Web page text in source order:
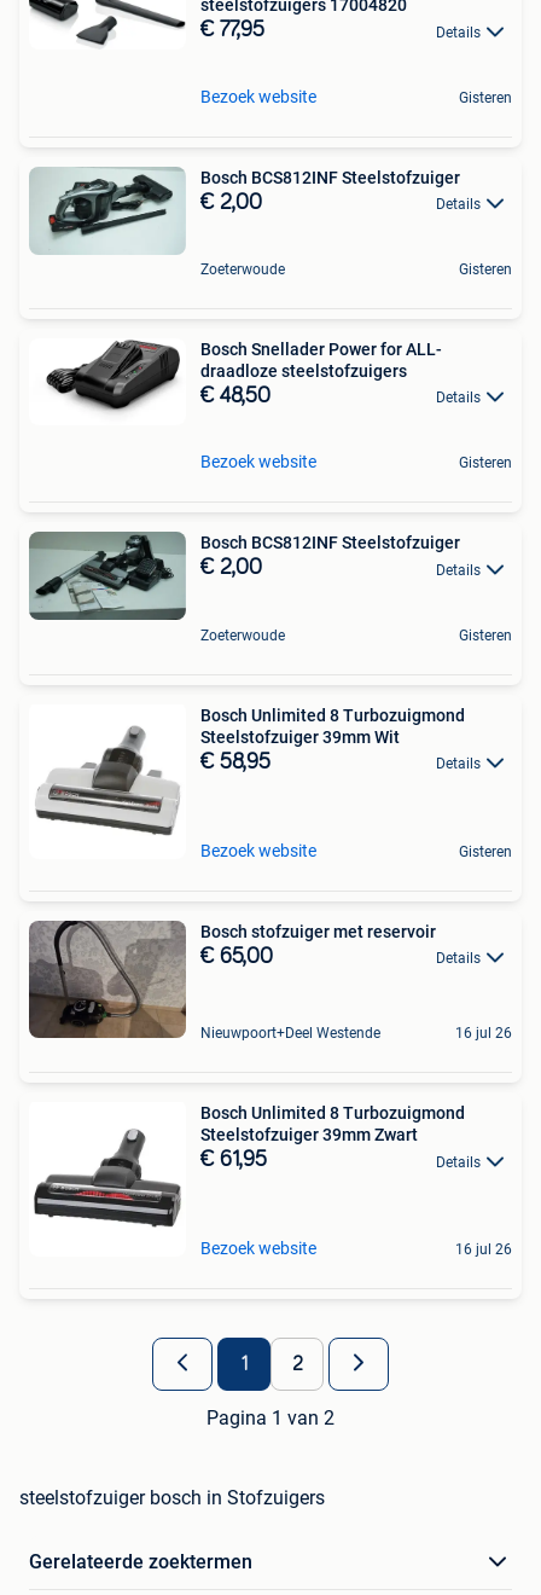
steelstofzuigers 17004820
€ 77,95 Details
Bezoek website Gisteren
Bosch BCS812INF Steelstofzuiger
€ 2,00 Details
Zoeterwoude Gisteren
Bosch Snellader Power for ALL-
draadloze steelstofzuigers
€ 48,50 Details
Bezoek website Gisteren
Bosch BCS812INF Steelstofzuiger
€ 2,00 Details
Zoeterwoude Gisteren
Bosch Unlimited 8 Turbozuigmond
Steelstofzuiger 39mm Wit
€ 58,95 Details
Bezoek website Gisteren
Bosch stofzuiger met reservoir
€ 65,00 Details
Nieuwpoort+Deel Westende 16 jul 26
Bosch Unlimited 8 Turbozuigmond
Steelstofzuiger 39mm Zwart
€ 61,95 Details
Bezoek website 16 jul 26
1 2
Pagina 1 van 2
steelstofzuiger bosch in Stofzuigers
Gerelateerde zoektermen